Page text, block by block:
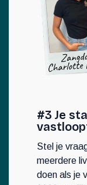
#3 Je
Stel je
meerdere
doen als je